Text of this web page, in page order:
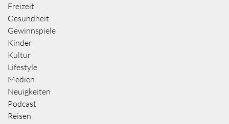
Freizeit
Gesundheit
Gewinnspiele
Kinder
Kultur
Lifestyle
Medien
Neuigkeiten
Podcast
Reisen